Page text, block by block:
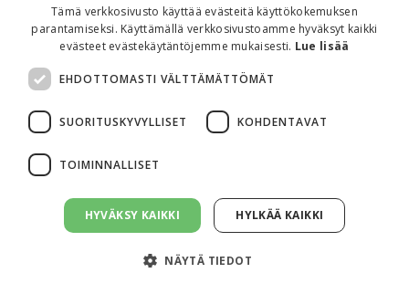
Verkkokauppaan
B2B
Oiva-raportti
Tämä verkkosivusto käyttää evästeitä käyttökokemuksen
parantamiseksi. Käyttämällä verkkosivustoamme hyväksyt kaikki
evästeet evästekäytäntöjemme mukaisesti. Lue lisää
EHDOTTOMASTI VÄLTTÄMÄTTÖMÄT
SUORITUSKYVYLLISET KOHDENTAVAT
TOIMINNALLISET
HYVÄKSY KAIKKI HYLKÄÄ KAIKKI
NÄYTÄ TIEDOT